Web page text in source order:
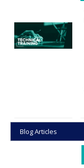
Blog Articles